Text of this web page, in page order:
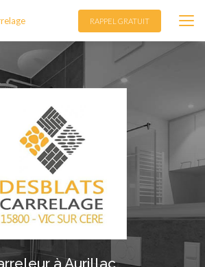
RAPPEL GRATUIT
à Aurillac